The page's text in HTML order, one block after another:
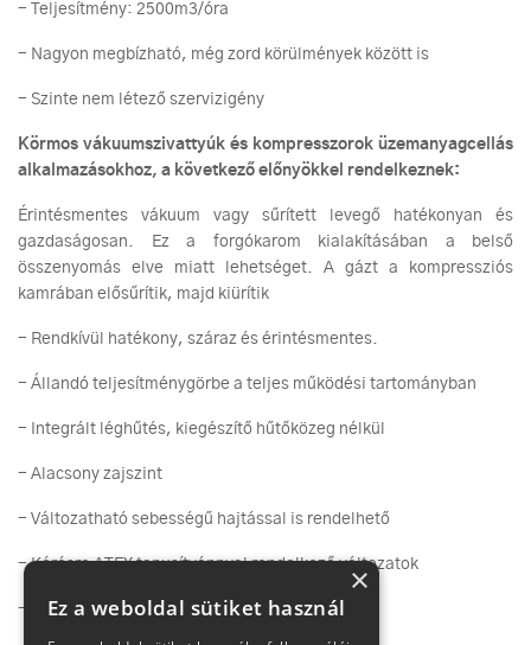
- Teljesítmény: 2500m3/óra
- Nagyon megbízható, még zord körülmények között is
- Szinte nem létező szervizigény
Körmos vákuumszivattyúk és kompresszorok üzemanyagcellás
alkalmazásokhoz, a következő előnyökkel rendelkeznek:
Érintésmentes vákuum vagy sűrített levegő hatékonyan és
gazdaságosan. Ez a forgókarom kialakításában a belső
összenyomás elve miatt lehetséget. A gázt a kompressziós
kamrában elősűrítik, majd kiürítik
- Rendkívül hatékony, száraz és érintésmentes.
- Állandó teljesítménygörbe a teljes működési tartományban
- Integrált léghűtés, kiegészítő hűtőközeg nélkül
- Alacsony zajszint
- Változatható sebességű hajtással is rendelhető
- Kérésre ATEX tanusítvánnyal rendelkező változatok
- Alacsony karbantartás
×
Ez a weboldal sütiket használ